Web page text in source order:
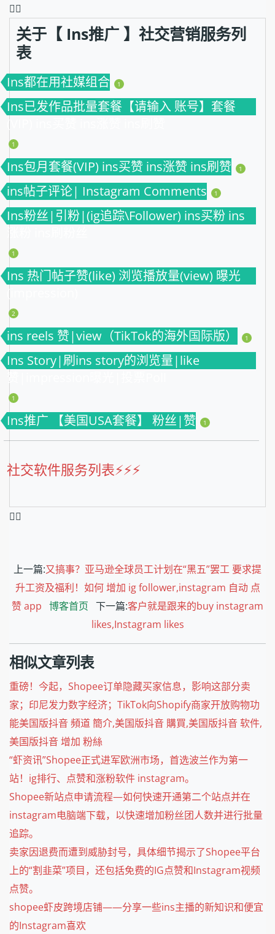
❤️‍🔥
关于【 Ins推广 】社交营销服务列
表
Ins都在用社媒组合 1
Ins已发作品批量套餐【请输入 账号】套餐
(VIP) ins买赞 ins涨赞 ins刷赞
1
Ins包月套餐(VIP) ins买赞 ins涨赞 ins刷赞 1
ins帖子评论| Instagram Comments 1
Ins粉丝|引粉|(ig追踪\Follower) ins买粉 ins
涨粉 ins刷粉丝
1
Ins 热门帖子赞(like) 浏览播放量(view) 曝光
(impression)
2
ins reels 赞|view（TikTok的海外国际版） 1
Ins Story|刷ins story的浏览量|like
赞|impression曝光|投票Poll
1
Ins推广 【美国USA套餐】 粉丝|赞 1
社交软件服务列表⚡️⚡️⚡️
❤️‍🔥
上一篇:又搞事？亚马逊全球员工计划在“黑五”罢工 要求提
升工资及福利！如何 增加 ig follower,instagram 自动 点
赞 app 博客首页 下一篇:客户就是跟来的buy instagram
likes,Instagram likes
相似文章列表
重磅！今起，Shopee订单隐藏买家信息，影响这部分卖
家；印尼发力数字经济；TikTok向Shopify商家开放购物功
能美国版抖音 頻道 簡介,美国版抖音 購買,美国版抖音 软件,
美国版抖音 增加 粉絲
“虾资讯”Shopee正式进军欧洲市场，首选波兰作为第一
站！ig排行、点赞和涨粉软件 instagram。
Shopee新站点申请流程—如何快速开通第二个站点并在
instagram电脑端下载，以快速增加粉丝团人数并进行批量
追踪。
卖家因退费而遭到威胁封号，具体细节揭示了Shopee平台
上的“割韭菜”项目，还包括免费的IG点赞和Instagram视频
点赞。
shopee虾皮跨境店铺——分享一些ins主播的新知识和便宜
的Instagram喜欢